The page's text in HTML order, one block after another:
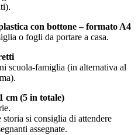
con bottone – formato A4
o fogli da portare a casa.
scuola-famiglia (in alternativa al
cm (5 in totale)
si consiglia di attendere
assegnate.